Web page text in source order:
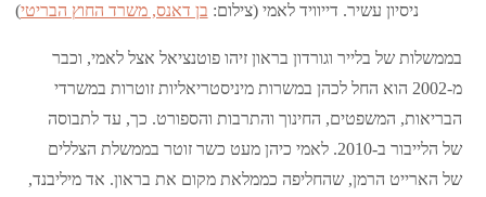
ניסיון עשיר. דייוויד לאמי (צילום: בן דאנס, משרד החוץ הבריטי)
בממשלות של בלייר וגורדון בראון זיהו פוטנציאל אצל לאמי, וכבר
מ-2002 הוא החל לכהן במשרות מיניסטריאליות זוטרות במשרדי
הבריאות, המשפטים, החינוך והתרבות והספורט. כך, עד לתבוסה
של הלייבור ב-2010. לאמי כיהן מעט כשר זוטר בממשלת הצללים
של הארייט הרמן, שהחליפה כממלאת מקום את בראון. אד מיליבנד,